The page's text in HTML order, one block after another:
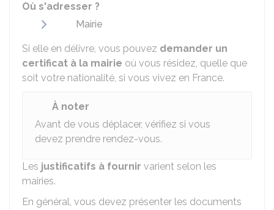
Où s'adresser ?
Mairie
Si elle en délivre, vous pouvez demander un
certificat à la mairie où vous résidez, quelle que
soit votre nationalité, si vous vivez en France.
À noter
Avant de vous déplacer, vérifiez si vous
devez prendre rendez-vous.
Les justificatifs à fournir varient selon les
mairies.
En général, vous devez présenter les documents